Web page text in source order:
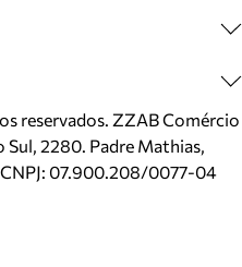
reservados. ZZAB Comércio
Sul, 2280. Padre Mathias,
07.900.208/0077-04